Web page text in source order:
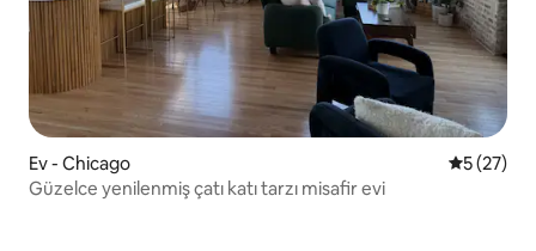
Ev - Chicago 55 (27)
Güzelce yenilenmiş çatı katı tarzı misafir evi